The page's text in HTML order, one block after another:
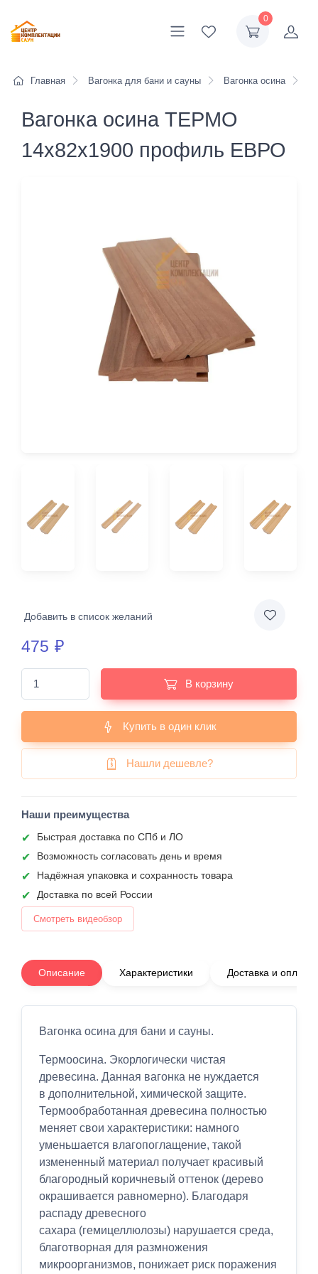
0
Главная Вагонка для бани и сауны Вагонка осина
Вагонка осина ТЕРМО
14х82х1900 профиль ЕВРО
Добавить в список желаний
475 ₽
В корзину
Купить в один клик
Нашли дешевле?
Наши преимущества
Быстрая доставка по СПб и ЛО
Возможность согласовать день и время
Надёжная упаковка и сохранность товара
Доставка по всей России
Смотреть видеобзор
Описание Характеристики Доставка и оплата
Вагонка осина для бани и сауны.
Термоосина. Экорлогически чистая
древесина. Данная вагонка не нуждается
в дополнительной, химической защите.
Термообработанная древесина полностью
меняет свои характеристики: намного
уменьшается влагопоглащение, такой
измененный материал получает красивый
благородный коричневый оттенок (дерево
окрашивается равномерно). Благодаря
распаду древесного
сахара (гемицеллюлозы) нарушается среда,
благотворная для размножения
микроорганизмов, понижает риск поражения